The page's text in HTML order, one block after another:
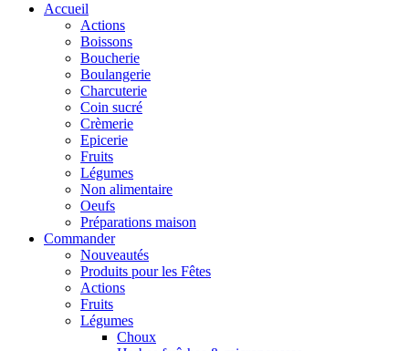
Accueil
Actions
Boissons
Boucherie
Boulangerie
Charcuterie
Coin sucré
Crèmerie
Epicerie
Fruits
Légumes
Non alimentaire
Oeufs
Préparations maison
Commander
Nouveautés
Produits pour les Fêtes
Actions
Fruits
Légumes
Choux